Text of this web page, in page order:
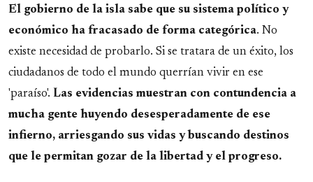
El gobierno de la isla sabe que su sistema político y
económico ha fracasado de forma categórica. No
existe necesidad de probarlo. Si se tratara de un éxito, los
ciudadanos de todo el mundo querrían vivir en ese
'paraíso'. Las evidencias muestran con contundencia a
mucha gente huyendo desesperadamente de ese
infierno, arriesgando sus vidas y buscando destinos
que le permitan gozar de la libertad y el progreso.